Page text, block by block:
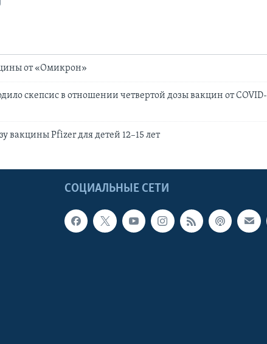
от «Омикрон»
скепсис в отношении четвертой дозы вакцин от COVID-
вакцины Pfizer для детей 12–15 лет
СОЦИАЛЬНЫЕ СЕТИ